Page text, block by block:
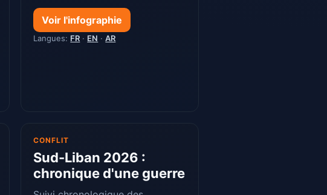
Voir l'infographie
Langues: FR · EN ·AR
CONFLIT
Sud-Liban 2026 :
chronique d'une guerre